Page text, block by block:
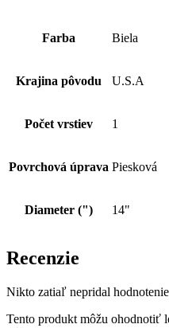
Farba Biela
Krajina pôvodu U.S.A
Počet vrstiev 1
Povrchová úprava Piesková
Diameter (") 14"
Recenzie
Nikto zatiaľ nepridal
Tento produkt môžu ohodnotiť